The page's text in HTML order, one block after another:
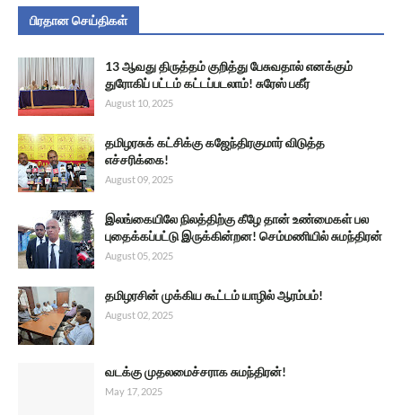
பிரதான செய்திகள்
13 ஆவது திருத்தம் குறித்து பேசுவதால் எனக்கும்
துரோகிப் பட்டம் கட்டப்படலாம்! சுரேஸ் பகீர்
August 10, 2025
தமிழரசுக் கட்சிக்கு கஜேந்திரகுமார் விடுத்த
எச்சரிக்கை!
August 09, 2025
இலங்கையிலே நிலத்திற்கு கீழே தான் உண்மைகள் பல
புதைக்கப்பட்டு இருக்கின்றன! செம்மணியில் சுமந்திரன்
August 05, 2025
தமிழரசின் முக்கிய கூட்டம் யாழில் ஆரம்பம்!
August 02, 2025
வடக்கு முதலமைச்சராக சுமந்திரன்!
May 17, 2025